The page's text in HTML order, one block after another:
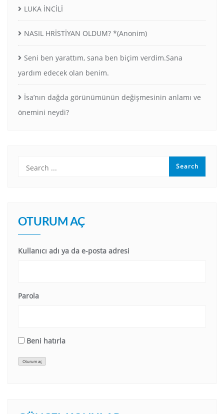
LUKA İNCİLİ
NASIL HRİSTİYAN OLDUM? *(Anonim)
Seni ben yarattım, sana ben biçim verdim.Sana
yardım edecek olan benim.
İsa’nın dağda görünümünün değişmesinin anlamı ve
önemini neydi?
OTURUM AÇ
Kullanıcı adı ya da e-posta adresi
Parola
Beni hatırla
Oturum aç